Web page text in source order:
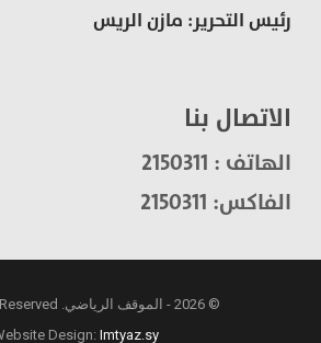
رئيس التحرير: مازن الريس
الاتصال بنا
الهاتف : 2150311
الفاكس: 2150311
© 2026 - الموقف الرياضي. All Rights Reserved.
Website Design:Imtyaz.sy